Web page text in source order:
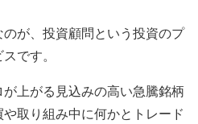
が、投資顧問という投資のプ
です。
上がる見込みの高い急騰銘柄
取り組み中に何かとトレード